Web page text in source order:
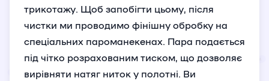
трикотажу. Щоб запобігти цьому, після
чистки ми проводимо фінішну обробку на
спеціальних пароманекенах. Пара подається
під чітко розрахованим тиском, що дозволяє
вирівняти натяг ниток у полотні. Ви